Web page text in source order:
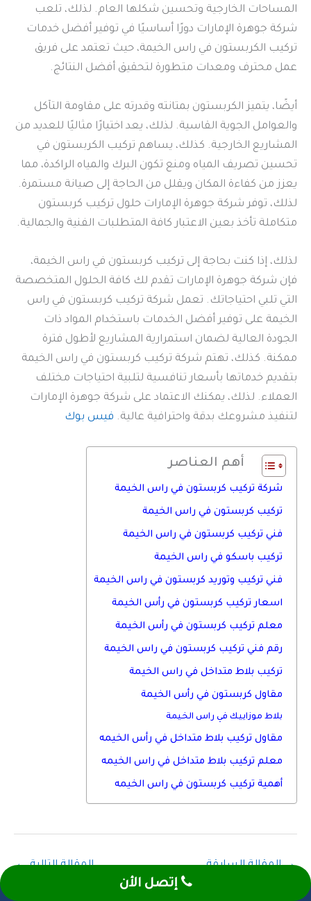
المساحات الخارجية وتحسين شكلها العام. لذلك، تلعب
شركة جوهرة الإمارات دورًا أساسيًا في توفير أفضل خدمات
تركيب الكربستون في راس الخيمة، حيث تعتمد على فريق
عمل محترف ومعدات متطورة لتحقيق أفضل النتائج.
أيضًا، يتميز الكربستون بمتانته وقدرته على مقاومة التآكل
والعوامل الجوية القاسية. لذلك، يعد اختيارًا مثاليًا للعديد من
المشاريع الخارجية. كذلك، يساهم تركيب الكربستون في
تحسين تصريف المياه ومنع تكون البرك والمياه الراكدة، مما
يعزز من كفاءة المكان ويقلل من الحاجة إلى صيانة مستمرة.
لذلك، توفر شركة جوهرة الإمارات حلول تركيب كربستون
متكاملة تأخذ بعين الاعتبار كافة المتطلبات الفنية والجمالية.
لذلك، إذا كنت بحاجة إلى تركيب كربستون في راس الخيمة،
فإن شركة جوهرة الإمارات تقدم لك كافة الحلول المتخصصة
التي تلبي احتياجاتك. تعمل شركة تركيب كربستون في راس
الخيمة على توفير أفضل الخدمات باستخدام المواد ذات
الجودة العالية لضمان استمرارية المشاريع لأطول فترة
ممكنة. كذلك، تهتم شركة تركيب كربستون في راس الخيمة
بتقديم خدماتها بأسعار تنافسية لتلبية احتياجات مختلف
العملاء. لذلك، يمكنك الاعتماد على شركة جوهرة الإمارات
لتنفيذ مشروعك بدقة واحترافية عالية. فيس بوك
أهم العناصر
شركة تركيب كربستون في راس الخيمة
تركيب كربستون في راس الخيمة
فني تركيب كربستون في راس الخيمة
تركيب باسكو في راس الخيمة
فني تركيب وتوريد كربستون في راس الخيمة
اسعار تركيب كربستون في رأس الخيمة
معلم تركيب كربستون في رأس الخيمة
رقم فني تركيب كربستون في راس الخيمة
تركيب بلاط متداخل في راس الخيمة
مقاول كربستون في رأس الخيمة
بلاط موزاييك في راس الخيمة
مقاول تركيب بلاط متداخل في رأس الخيمه
معلم تركيب بلاط متداخل في راس الخيمه
أهمية تركيب كربستون في راس الخيمه
→المقالة السابقة المقالة التالية←
إتصل الأن